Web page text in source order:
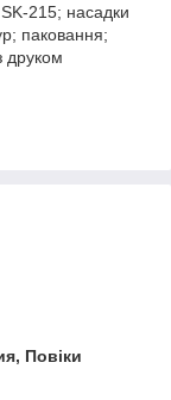
215; насадки
паковання;
друком
Повіки